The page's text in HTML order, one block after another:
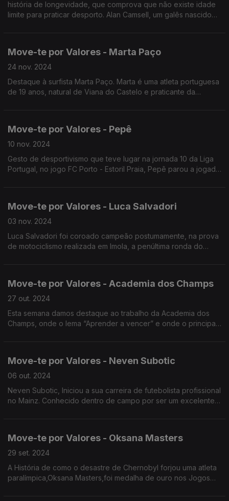
história de longevidade, que comprova que não existe idade
limite para praticar desporto. Alan Camsell, um galês nascido
Move-te por Valores - Marta Paço
24 nov. 2024
Destaque à surfista Marta Paço. Marta é uma atleta portuguesa
de 19 anos, natural de Viana do Castelo e praticante da
Move-te por Valores - Pepê
10 nov. 2024
Gesto de desportivismo que teve lugar na jornada 10 da Liga
Portugal, no jogo FC Porto - Estoril Praia, Pepê parou a jogada
Move-te por Valores - Luca Salvadori
03 nov. 2024
Luca Salvadori foi coroado campeão postumamente, na prova
de motociclismo realizada em Imola, a penúltima ronda do
Move-te por Valores - Academia dos Champs
27 out. 2024
Esta semana damos destaque ao trabalho da Academia dos
Champs, onde o lema “Aprender a vencer” e onde o principal
Move-te por Valores - Neven Subotic
06 out. 2024
Neven Subotic, Iniciou a sua carreira de futebolista profissional
no Mainz. Conhecido dentro de campo por ser um excelente
Move-te por Valores - Oksana Masters
29 set. 2024
A História de como o desastre de Chernobyl forjou uma atleta
paralímpica,Oksana Masters,foi medalha de ouro nos Jogos